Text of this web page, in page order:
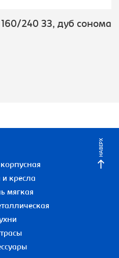
240 ЗЗ, дуб сонома
НАВЕРХ
и кресла
мягкая